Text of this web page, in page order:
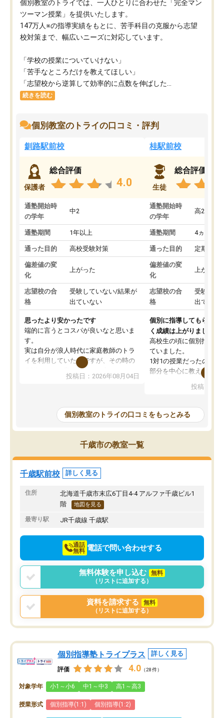
個別教室のトライでは、一人ひとりに合わせた「完全マン
ツーマン授業」を提供いたします。​
147万人※の指導実績をもとに、苦手科目の克服から志望
校対策まで、幅広いニーズに対応しています。​
「学校の授業についていけない」​
「苦手なところだけを教えてほしい」​
「志望校から逆算して効率的に点数を伸ばした...
続きを読む
個別教室のトライの口コミ・評判
釧路駅前校
保護者
総合評価
4.0
通塾開始時
の学年
中2
通塾期間 1年以上
通った目的 高校受験対策
偏差値の変
化
上がった
志望校の合
格
受験していない/結果が
出ていない
思ったより安かったです
端的に言うとコスパが良いなと思いま
す。
実は自分が浪人時代に家庭教師のトラ
イを利用していたのですが、その時の
月謝がとても高くトライに良いイメー
ジがありませんでした。
し始めた形です。
しかし、以前とは違い料金がリーズナ
ブルでびっくりしました。
通って1年以上ですが、勉強への取り組
み方が真っすぐに変化（率先して自宅
で復習や予習をする）し成績も向上し
ています。
駅前なので送り迎えが少々負担になっ
ていますが、それを加味しても通って
損はないなと感じています。
投稿日：2026年08月04日
桂駅前校
生徒
総合評価
通塾開始時
の学年
高2
通塾期間 4ヵ月～1
通った目的 定期テス
偏差値の変
化
上がった
志望校の合
格
受験して
出ていな
個別に指導してもらえる
く成績は上がりました。
高校生の頃に個別指導の
ていました。
1対1の授業だったので、
部分を中心に教えてもら
わからないところもそ
もらえたので、勉強への
しずつなくなりました。
その結果成績も上がり、
たのを覚えています。
塾だと思います。
投稿日：
個別教室のトライの口コミをもっとみる
千歳市の教室一覧
千歳駅前校 詳しく見る
住所
北海道千歳市末広6丁目4-4 アルファ千歳ビル1
階
地図を見る
最寄り駅 JR千歳線 千歳駅
通話
無料 電話で問い合わせする
無料体験を申し込む
無料
（リストに追加する）
資料を請求する
無料
（リストに追加する）
個別指導塾トライプラス 詳しく見る
評価 4.0 （28件）
対象学年 小1～小6 中1～中3 高1～高3
授業形式 個別指導(1:1) 個別指導(1:2)